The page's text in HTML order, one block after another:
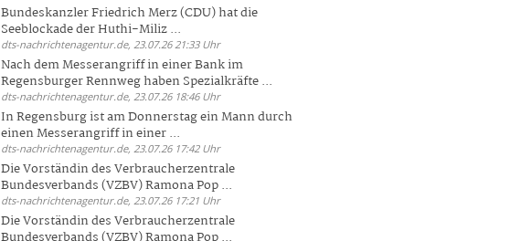
Bundeskanzler Friedrich Merz (CDU) hat die
Seeblockade der Huthi-Miliz ...
dts-nachrichtenagentur.de, 23.07.26 21:33 Uhr
Nach dem Messerangriff in einer Bank im
Regensburger Rennweg haben Spezialkräfte ...
dts-nachrichtenagentur.de, 23.07.26 18:46 Uhr
In Regensburg ist am Donnerstag ein Mann durch
einen Messerangriff in einer ...
dts-nachrichtenagentur.de, 23.07.26 17:42 Uhr
Die Vorständin des Verbraucherzentrale
Bundesverbands (VZBV) Ramona Pop ...
dts-nachrichtenagentur.de, 23.07.26 17:21 Uhr
Die Vorständin des Verbraucherzentrale